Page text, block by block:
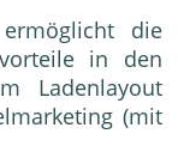
die
in den
Ladenlayout
(mit